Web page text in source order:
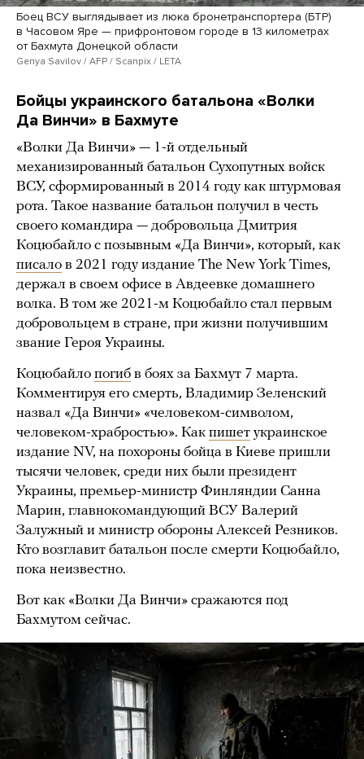
Боец ВСУ выглядывает из люка бронетранспортера (БТР)
в Часовом Яре — прифронтовом городе в 13 километрах
от Бахмута Донецкой области
Genya Savilov / AFP / Scanpix / LETA
Бойцы украинского батальона «Волки
Да Винчи» в Бахмуте
«Волки Да Винчи» — 1-й отдельный
механизированный батальон Сухопутных войск
ВСУ, сформированный в 2014 году как штурмовая
рота. Такое название батальон получил в честь
своего командира — добровольца Дмитрия
Коцюбайло с позывным «Да Винчи», который, как
писало в 2021 году издание The New York Times,
держал в своем офисе в Авдеевке домашнего
волка. В том же 2021-м Коцюбайло стал первым
добровольцем в стране, при жизни получившим
звание Героя Украины.
Коцюбайло погиб в боях за Бахмут 7 марта.
Комментируя его смерть, Владимир Зеленский
назвал «Да Винчи» «человеком-символом,
человеком-храбростью». Как пишет украинское
издание NV, на похороны бойца в Киеве пришли
тысячи человек, среди них были президент
Украины, премьер-министр Финляндии Санна
Марин, главнокомандующий ВСУ Валерий
Залужный и министр обороны Алексей Резников.
Кто возглавит батальон после смерти Коцюбайло,
пока неизвестно.
Вот как «Волки Да Винчи» сражаются под
Бахмутом сейчас.